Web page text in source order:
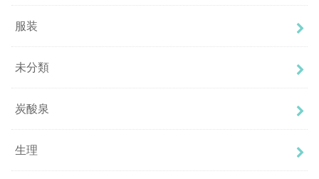
服装
未分類
炭酸泉
生理